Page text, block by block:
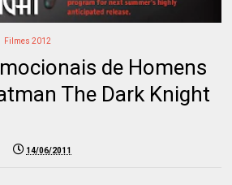
Filmes 2012
de Homens
The Dark Knight
14/06/2011